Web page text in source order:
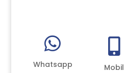

Whatsapp

Mobil